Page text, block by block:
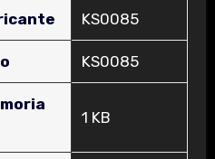
‎KS0085
‎KS0085
‎1 KB